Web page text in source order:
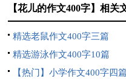
【花儿的作文400字】相关
精选老鼠作文400字三篇
精选游泳作文400字10篇
【热门】小学作文400字四篇